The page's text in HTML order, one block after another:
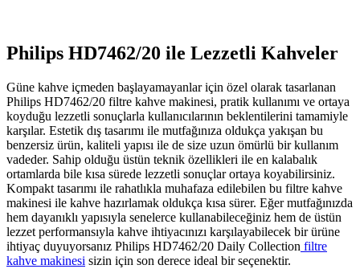
Philips HD7462/20 ile Lezzetli Kahveler
Güne kahve içmeden başlayamayanlar için özel olarak tasarlanan
Philips HD7462/20 filtre kahve makinesi, pratik kullanımı ve ortaya
koyduğu lezzetli sonuçlarla kullanıcılarının beklentilerini tamamiyle
karşılar. Estetik dış tasarımı ile mutfağınıza oldukça yakışan bu
benzersiz ürün, kaliteli yapısı ile de size uzun ömürlü bir kullanım
vadeder. Sahip olduğu üstün teknik özellikleri ile en kalabalık
ortamlarda bile kısa sürede lezzetli sonuçlar ortaya koyabilirsiniz.
Kompakt tasarımı ile rahatlıkla muhafaza edilebilen bu filtre kahve
makinesi ile kahve hazırlamak oldukça kısa sürer. Eğer mutfağınızda
hem dayanıklı yapısıyla senelerce kullanabileceğiniz hem de üstün
lezzet performansıyla kahve ihtiyacınızı karşılayabilecek bir ürüne
ihtiyaç duyuyorsanız Philips HD7462/20 Daily Collection filtre
kahve makinesi sizin için son derece ideal bir seçenektir.